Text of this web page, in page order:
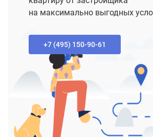
на максимально выгодных
+7 (495) 150-90-61‬